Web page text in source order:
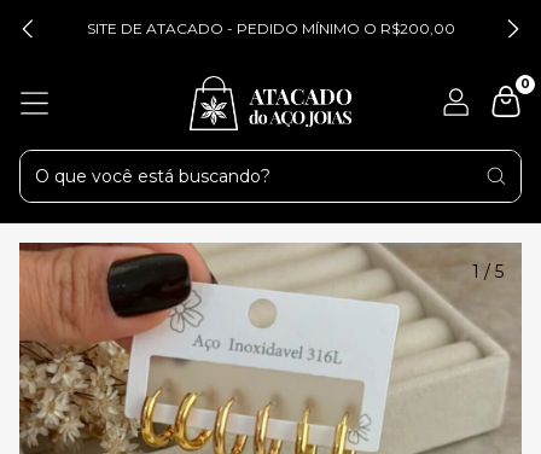
SITE DE ATACADO - PEDIDO MÍNIMO O R$200,00
0
1 / 5